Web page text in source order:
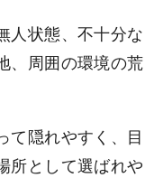
人状態、不十分な
、周囲の環境の荒
て隠れやすく、目
所として選ばれや